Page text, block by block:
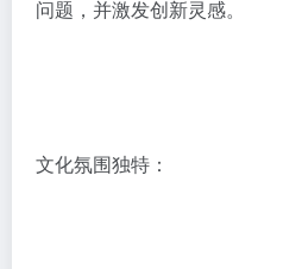
问题，并激发创新灵感。
文化氛围独特：